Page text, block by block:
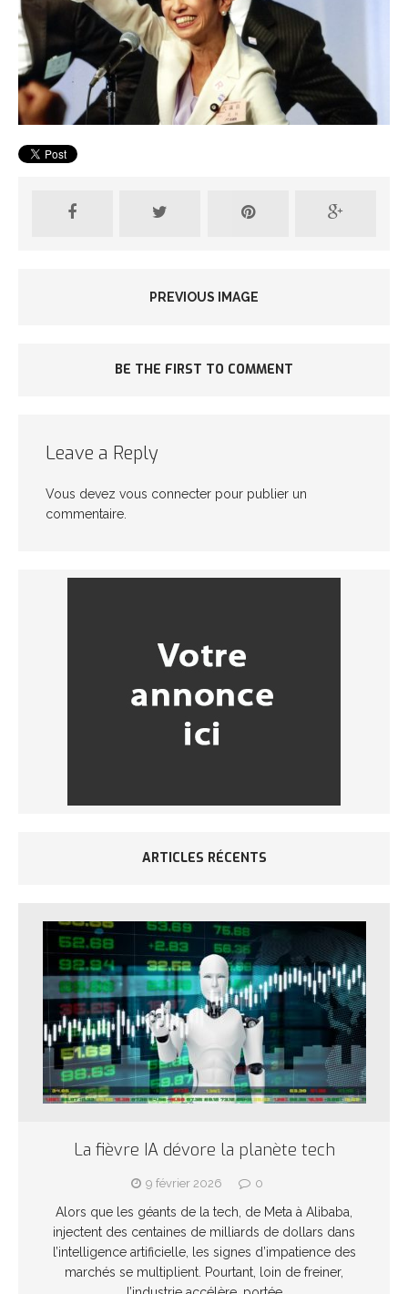
PREVIOUS IMAGE
BE THE FIRST TO COMMENT
Leave a Reply
Vous devez vous connecter pour publier un
commentaire.
ARTICLES RÉCENTS
La fièvre IA dévore la planète tech
9 février 2026 0
Alors que les géants de la tech, de Meta à Alibaba,
injectent des centaines de milliards de dollars dans
l’intelligence artificielle, les signes d’impatience des
marchés se multiplient. Pourtant, loin de freiner,